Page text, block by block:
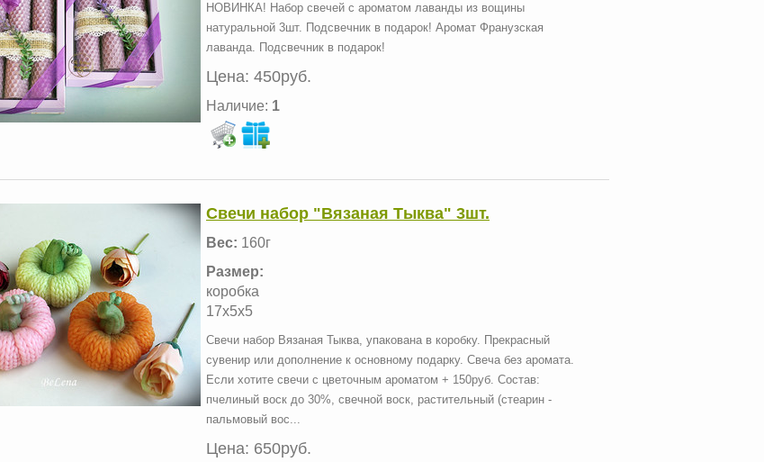
НОВИНКА! Набор свечей с ароматом лаванды из вощины
натуральной 3шт. Подсвечник в подарок! Аромат Франузская
лаванда. Подсвечник в подарок!
Цена: 450руб.
Наличие: 1
Свечи набор "Вязаная Тыква" 3шт.
Вес: 160г
Размер:
коробка
17х5х5
Свечи набор Вязаная Тыква, упакована в коробку. Прекрасный
сувенир или дополнение к основному подарку. Свеча без аромата.
Если хотите свечи с цветочным ароматом + 150руб. Состав:
пчелиный воск до 30%, свечной воск, растительный (стеарин -
пальмовый вос...
Цена: 650руб.